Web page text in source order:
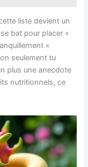
liste devient un
bat pour placer «
«
seulement tu
plus une anecdote
nutritionnels, ce